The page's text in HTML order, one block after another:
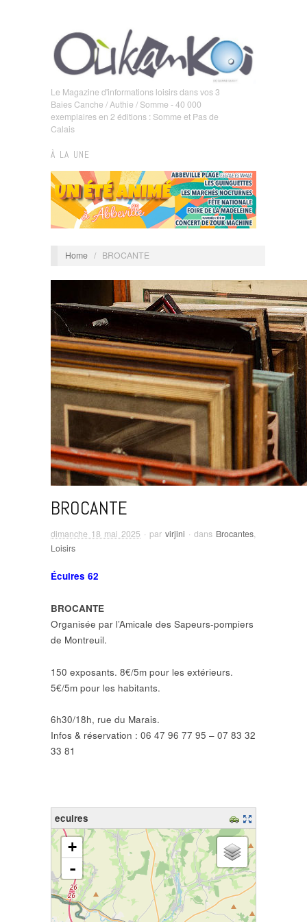
Le Magazine d'informations loisirs dans vos 3
Baies Canche / Authie / Somme - 40 000
exemplaires en 2 éditions : Somme et Pas de
Calais
À LA UNE
Home / BROCANTE
BROCANTE
dimanche 18 mai 2025 · par virjini · dans Brocantes,
Loisirs
Écuires 62
BROCANTE
Organisée par l’Amicale des Sapeurs-pompiers
de Montreuil.
150 exposants. 8€/5m pour les extérieurs.
5€/5m pour les habitants.
6h30/18h, rue du Marais.
Infos & réservation : 06 47 96 77 95 – 07 83 32
33 81
ecuires
chargement de la carte - veuillez patienter...
+
-